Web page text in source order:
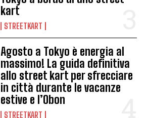
kart
STREETKART
Agosto a Tokyo è energia al
massimo! La guida definitiva
allo street kart per sfrecciare
in città durante le vacanze
estive e l’Obon
STREETKART